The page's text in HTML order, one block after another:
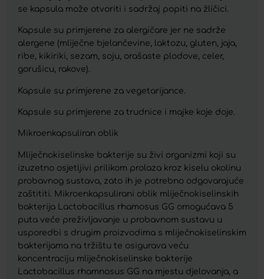
se kapsula može otvoriti i sadržaj popiti na žličici.
Kapsule su primjerene za alergičare jer ne sadrže
alergene (mliječne bjelančevine, laktozu, gluten, jaja,
ribe, kikiriki, sezam, soju, orašaste plodove, celer,
gorušicu, rakove).
Kapsule su primjerene za vegetarijance.
Kapsule su primjerene za trudnice i majke koje doje.
Mikroenkapsuliran oblik
Mliječnokiselinske bakterije su živi organizmi koji su
izuzetno osjetljivi prilikom prolaza kroz kiselu okolinu
probavnog sustava, zato ih je potrebno odgovarajuće
zaštititi. Mikroenkapsulirani oblik mliječnokiselinskih
bakterija Lactobacillus rhamosus GG omogućava 5
puta veće preživljavanje u probavnom sustavu u
usporedbi s drugim proizvodima s mliječnokiselinskim
bakterijama na tržištu te osigurava veću
koncentraciju mliječnokiselinske bakterije
Lactobacillus rhamnosus GG na mjestu djelovanja, a